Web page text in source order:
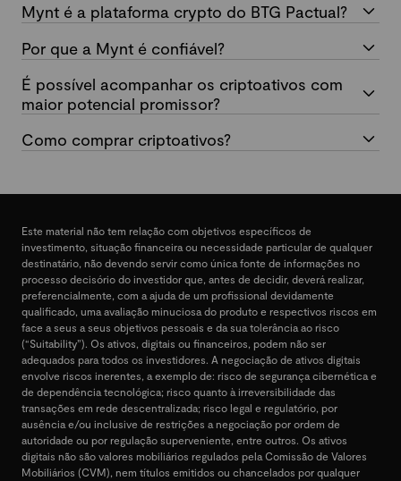
Mynt é a plataforma crypto do BTG Pactual?
Por que a Mynt é confiável?
É possível acompanhar os criptoativos com
maior potencial promissor?
Como comprar criptoativos?
Este material não tem relação com objetivos específicos de
investimento, situação financeira ou necessidade particular de qualquer
destinatário, não devendo servir como única fonte de informações no
processo decisório do investidor que, antes de decidir, deverá realizar,
preferencialmente, com a ajuda de um profissional devidamente
qualificado, uma avaliação minuciosa do produto e respectivos riscos em
face a seus a seus objetivos pessoais e da sua tolerância ao risco
(“Suitability”). Os ativos, digitais ou financeiros, podem não ser
adequados para todos os investidores. A negociação de ativos digitais
envolve riscos inerentes, a exemplo de: risco de segurança cibernética e
de dependência tecnológica; risco quanto à irreversibilidade das
transações em rede descentralizada; risco legal e regulatório, por
ausência e/ou inclusive de restrições a negociação por ordem de
autoridade ou por regulação superveniente, entre outros. Os ativos
digitais não são valores mobiliários regulados pela Comissão de Valores
Mobiliários (CVM), nem títulos emitidos ou chancelados por qualquer